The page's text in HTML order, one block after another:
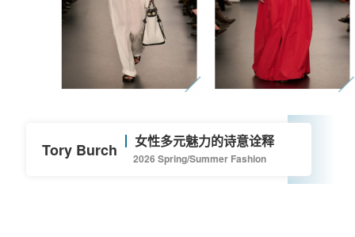
Tory Burch 女性多元魅力的诗意诠释
2026 Spring/Summer Fashion